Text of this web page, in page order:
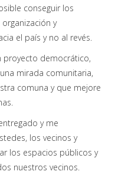
conseguir los
y
el país y no al revés.
proyecto democrático,
mirada comunitaria,
comuna y que mejore
y me
los vecinos y
los espacios públicos y
nuestros vecinos.